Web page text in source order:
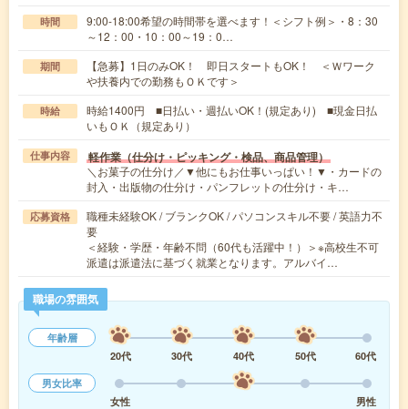
時間
9:00-18:00希望の時間帯を選べます！＜シフト例＞・8：30
～12：00・10：00～19：0…
期間
【急募】1日のみOK！ 即日スタートもOK！ ＜Ｗワーク
や扶養内での勤務もＯＫです＞
時給
時給1400円 ■日払い・週払いOK！(規定あり) ■現金日払
いもＯＫ（規定あり）
仕事内容 軽作業（仕分け・ピッキング・検品、商品管理）
＼お菓子の仕分け／▼他にもお仕事いっぱい！▼・カードの
封入・出版物の仕分け・パンフレットの仕分け・キ…
応募資格
職種未経験OK / ブランクOK / パソコンスキル不要 / 英語力不
要
＜経験・学歴・年齢不問（60代も活躍中！）＞※高校生不可
派遣は派遣法に基づく就業となります。アルバイ…
職場の雰囲気
年齢層
20代
30代 40代 50代
60代
男女比率
女性
男性